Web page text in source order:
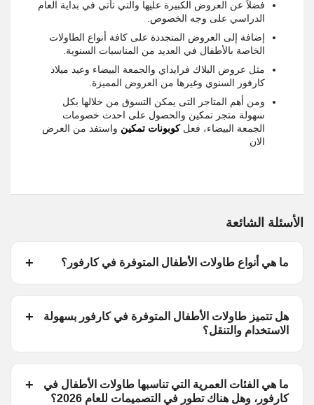
فضلاً عن العروض الكبيرة عليها والتي تأتي في بداية العام
الدراسي على وجه الخصوص.
إضافة إلى العروض المتجددة على كافة أنواع الطاولات
الخاصة بالأطفال في العديد من المناسبات السنوية.
مثل عروض البلاك فرايداي والجمعة البيضاء وعيد ميلاد
كارفور السنوي وغيرها من العروض المميزة.
ومن أهم المتاجر التى يمكن التسوق من خلالها بكل
سهولة متجر تمكين والحصول على احدث خصومات
الجمعة البيضاء، فعلكوبونات تمكين واستفد من العرض
الان
الأسئلة الشائعة
ما هي أنواع طاولات الأطفال المتوفرة في كارفور؟
هل تتميز طاولات الأطفال المتوفرة في كارفور بسهولة
الاستخدام والتنقل؟
ما هي الفئات العمرية التي تناسبها طاولات الأطفال في
كارفور، وهل هناك تطور في التصميمات للعام 2026؟